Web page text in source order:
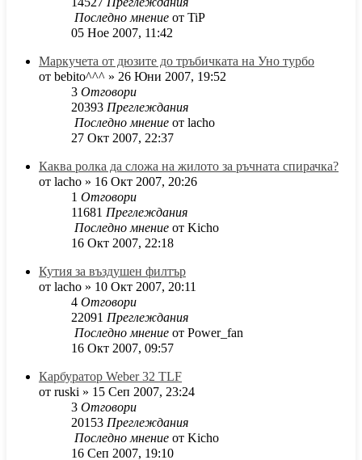
Последно мнение от TiP
05 Ное 2007, 11:42
Маркучета от дюзите до тръбичката на Уно турбо
от bebito^^^ » 26 Юни 2007, 19:52
3 Отговори
20393 Преглеждания
Последно мнение от lacho
27 Окт 2007, 22:37
Каква ролка да сложа на жилото за ръчната спирачка?
от lacho » 16 Окт 2007, 20:26
1 Отговори
11681 Преглеждания
Последно мнение от Kicho
16 Окт 2007, 22:18
Кутия за въздушен филтър
от lacho » 10 Окт 2007, 20:11
4 Отговори
22091 Преглеждания
Последно мнение от Power_fan
16 Окт 2007, 09:57
Карбуратор Weber 32 TLF
от ruski » 15 Сеп 2007, 23:24
3 Отговори
20153 Преглеждания
Последно мнение от Kicho
16 Сеп 2007, 19:10